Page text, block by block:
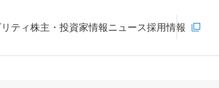
ティ株主・投資家情報ニュース採用情報
新規ウィンドウ
言語切り